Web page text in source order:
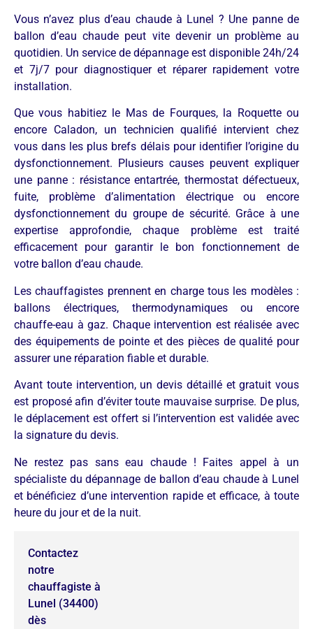
Vous n’avez plus d’eau chaude à Lunel ? Une panne de
ballon d’eau chaude peut vite devenir un problème au
quotidien. Un service de dépannage est disponible 24h/24
et 7j/7 pour diagnostiquer et réparer rapidement votre
installation.
Que vous habitiez le Mas de Fourques, la Roquette ou
encore Caladon, un technicien qualifié intervient chez
vous dans les plus brefs délais pour identifier l’origine du
dysfonctionnement. Plusieurs causes peuvent expliquer
une panne : résistance entartrée, thermostat défectueux,
fuite, problème d’alimentation électrique ou encore
dysfonctionnement du groupe de sécurité. Grâce à une
expertise approfondie, chaque problème est traité
efficacement pour garantir le bon fonctionnement de
votre ballon d’eau chaude.
Les chauffagistes prennent en charge tous les modèles :
ballons électriques, thermodynamiques ou encore
chauffe-eau à gaz. Chaque intervention est réalisée avec
des équipements de pointe et des pièces de qualité pour
assurer une réparation fiable et durable.
Avant toute intervention, un devis détaillé et gratuit vous
est proposé afin d’éviter toute mauvaise surprise. De plus,
le déplacement est offert si l’intervention est validée avec
la signature du devis.
Ne restez pas sans eau chaude ! Faites appel à un
spécialiste du dépannage de ballon d’eau chaude à Lunel
et bénéficiez d’une intervention rapide et efficace, à toute
heure du jour et de la nuit.
Contactez
notre
chauffagiste à
Lunel (34400)
dès